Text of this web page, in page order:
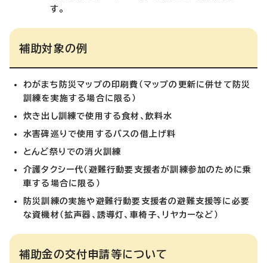
す。
補助対象の例
わがまち防災マップの印刷費（マップの更新に併せて防災
訓練を実施する場合に限る）
炊き出し訓練で使用する食材、飲料水
水害碑巡りで使用するバスの借上げ料
とんど祭りでの消火訓練
介護タクシー代（避難行動要支援者が訓練参加のために乗
車する場合に限る）
防災訓練の実施や避難行動要支援者の避難支援等に必要
な資機材（拡声器、誘導灯、車椅子、リヤカーなど）
補助金の交付申請等について